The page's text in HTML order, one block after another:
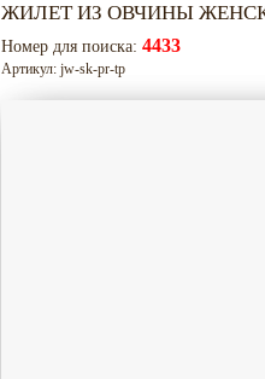
ЖИЛЕТ ИЗ ОВЧИНЫ
Номер для поиска: 4433
Артикул: jw-sk-pr-tp